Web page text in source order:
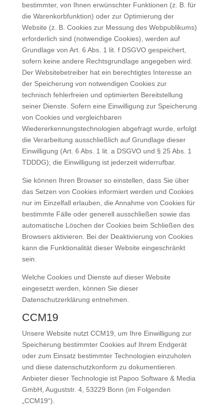
bestimmter, von Ihnen erwünschter Funktionen (z. B. für
die Warenkorbfunktion) oder zur Optimierung der
Website (z. B. Cookies zur Messung des Webpublikums)
erforderlich sind (notwendige Cookies), werden auf
Grundlage von Art. 6 Abs. 1 lit. f DSGVO gespeichert,
sofern keine andere Rechtsgrundlage angegeben wird.
Der Websitebetreiber hat ein berechtigtes Interesse an
der Speicherung von notwendigen Cookies zur
technisch fehlerfreien und optimierten Bereitstellung
seiner Dienste. Sofern eine Einwilligung zur Speicherung
von Cookies und vergleichbaren
Wiedererkennungstechnologien abgefragt wurde, erfolgt
die Verarbeitung ausschließlich auf Grundlage dieser
Einwilligung (Art. 6 Abs. 1 lit. a DSGVO und § 25 Abs. 1
TDDDG); die Einwilligung ist jederzeit widerrufbar.
Sie können Ihren Browser so einstellen, dass Sie über
das Setzen von Cookies informiert werden und Cookies
nur im Einzelfall erlauben, die Annahme von Cookies für
bestimmte Fälle oder generell ausschließen sowie das
automatische Löschen der Cookies beim Schließen des
Browsers aktivieren. Bei der Deaktivierung von Cookies
kann die Funktionalität dieser Website eingeschränkt
sein.
Welche Cookies und Dienste auf dieser Website
eingesetzt werden, können Sie dieser
Datenschutzerklärung entnehmen.
CCM19
Unsere Website nutzt CCM19, um Ihre Einwilligung zur
Speicherung bestimmter Cookies auf Ihrem Endgerät
oder zum Einsatz bestimmter Technologien einzuholen
und diese datenschutzkonform zu dokumentieren.
Anbieter dieser Technologie ist Papoo Software & Media
GmbH, Auguststr. 4, 53229 Bonn (im Folgenden
„CCM19“).